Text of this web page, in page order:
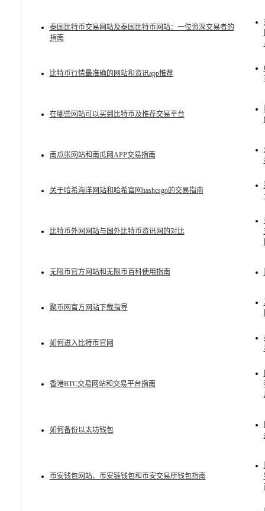
泰国比特币交易网站及泰国比特币网站：一位资深交易者的
指南
比特币行情最准确的网站和资讯app推荐
在哪些网站可以买到比特币及推荐交易平台
南瓜张网站和南瓜网APP交易指南
关于哈希海洋网站和哈希官网hashcsgo的交易指南
比特币外网网站与国外比特币资讯网的对比
无限币官方网站和无限币百科使用指南
聚币网官方网站下载指导
如何进入比特币官网
香港BTC交易网站和交易平台指南
如何备份以太坊钱包
币安钱包网站、币安链钱包和币安交易所钱包指南